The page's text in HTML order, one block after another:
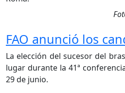
FAO anunció los
La elección del sucesor del
lugar durante la 41ª
29 de junio.